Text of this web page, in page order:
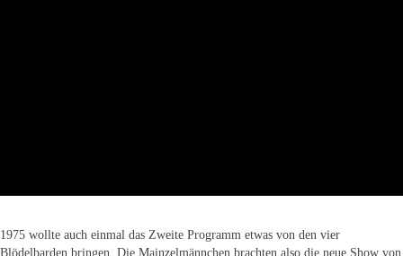
1975 wollte auch einmal das Zweite Programm etwas von den vier
Blödelbarden bringen. Die Mainzelmännchen brachten also die neue Show von